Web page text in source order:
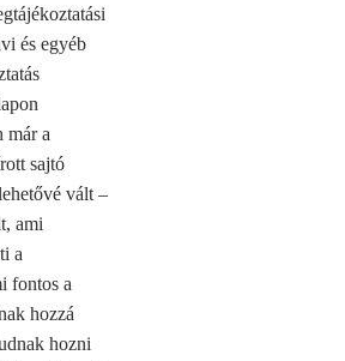
és egyéb
már a
sajtó
vált –
ami
a
fontos a
hozzá
hozni